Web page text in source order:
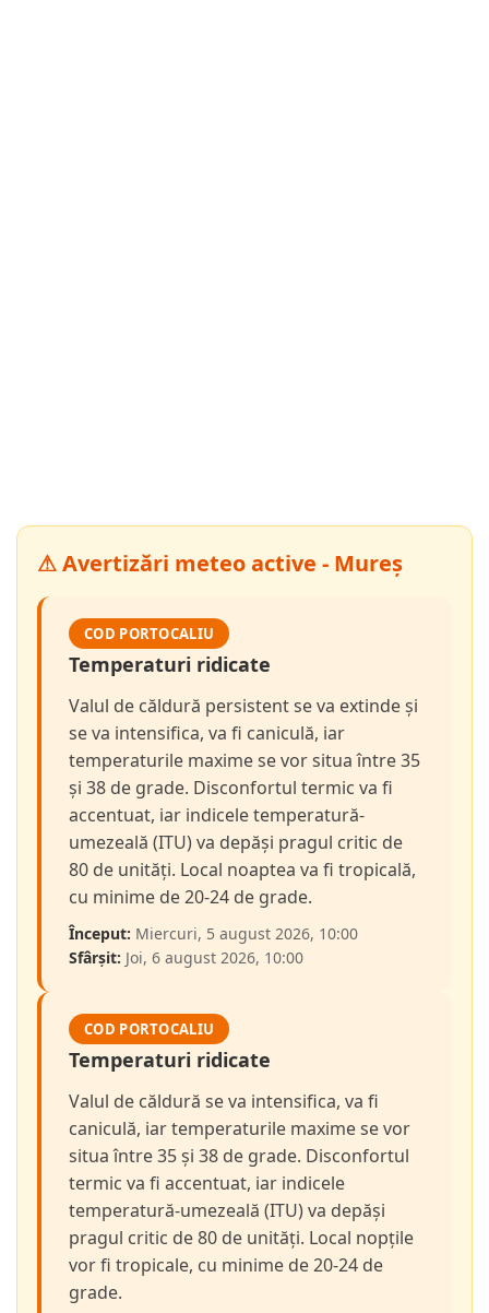
⚠ Avertizări meteo active - Mureș
COD PORTOCALIU
Temperaturi ridicate
Valul de căldură persistent se va extinde și
se va intensifica, va fi caniculă, iar
temperaturile maxime se vor situa între 35
și 38 de grade. Disconfortul termic va fi
accentuat, iar indicele temperatură-
umezeală (ITU) va depăși pragul critic de
80 de unități. Local noaptea va fi tropicală,
cu minime de 20-24 de grade.
Început: Miercuri, 5 august 2026, 10:00
Sfârșit: Joi, 6 august 2026, 10:00
COD PORTOCALIU
Temperaturi ridicate
Valul de căldură se va intensifica, va fi
caniculă, iar temperaturile maxime se vor
situa între 35 și 38 de grade. Disconfortul
termic va fi accentuat, iar indicele
temperatură-umezeală (ITU) va depăși
pragul critic de 80 de unități. Local nopțile
vor fi tropicale, cu minime de 20-24 de
grade.